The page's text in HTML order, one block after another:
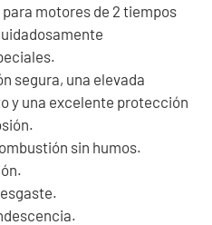
motores de 2 tiempos
segura, una elevada
y una excelente protección
sin humos.